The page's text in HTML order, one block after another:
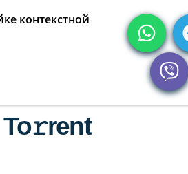
контекстной